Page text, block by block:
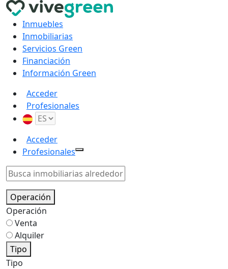
Inmuebles
Inmobiliarias
Servicios Green
Financiación
Información Green
Acceder
Profesionales
Acceder
Profesionales
Operación
Operación
Venta
Alquiler
Tipo
Tipo